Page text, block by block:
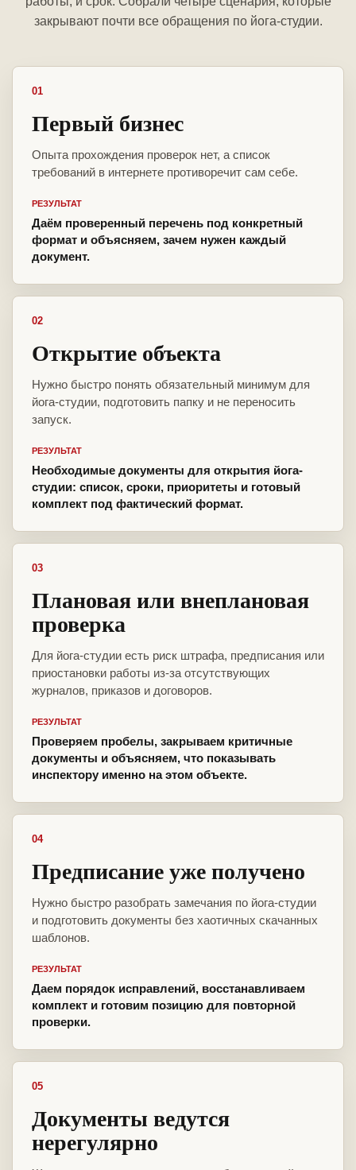
закрывают почти все обращения по йога-студии.
01
Первый бизнес
Опыта прохождения проверок нет, а список
требований в интернете противоречит сам себе.
РЕЗУЛЬТАТ
Даём проверенный перечень под конкретный
формат и объясняем, зачем нужен каждый
документ.
02
Открытие объекта
Нужно быстро понять обязательный минимум для
йога-студии, подготовить папку и не переносить
запуск.
РЕЗУЛЬТАТ
Необходимые документы для открытия йога-
студии: список, сроки, приоритеты и готовый
комплект под фактический формат.
03
Плановая или внеплановая
проверка
Для йога-студии есть риск штрафа, предписания или
приостановки работы из-за отсутствующих
журналов, приказов и договоров.
РЕЗУЛЬТАТ
Проверяем пробелы, закрываем критичные
документы и объясняем, что показывать
инспектору именно на этом объекте.
04
Предписание уже получено
Нужно быстро разобрать замечания по йога-студии
и подготовить документы без хаотичных скачанных
шаблонов.
РЕЗУЛЬТАТ
Даем порядок исправлений, восстанавливаем
комплект и готовим позицию для повторной
проверки.
05
Документы ведутся
нерегулярно